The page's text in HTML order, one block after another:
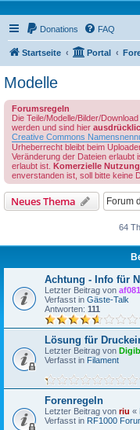
Donations FAQ
Startseite Portal
Modelle
Forumsregeln
Die Teile/Modelle/Bilder/
werden und sind hier
Creative Commons
Urheberrecht bleibt beim
Veränderung der Dateien erlaubt
erlaubt ist. Komerzielle
enverstanden ist, soll bitte keine
Neues Thema
64
Achtung - Info für
Letzter Beitrag von
Verfasst in Gäste-Talk
Antworten: 111
Lösung für
Letzter Beitrag von
Verfasst in Filament
Forenregeln
Letzter Beitrag von riu «
Verfasst in RF1000